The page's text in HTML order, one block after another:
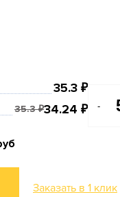
35.3 ₽
35.3₽34.24 ₽
Заказать в 1 клик
-